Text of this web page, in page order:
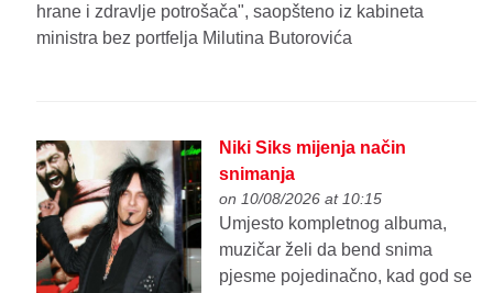
hrane i zdravlje potrošača", saopšteno iz kabineta
ministra bez portfelja Milutina Butorovića
Niki Siks mijenja način
snimanja
on 10/08/2026 at 10:15
Umjesto kompletnog albuma,
muzičar želi da bend snima
pjesme pojedinačno, kad god se